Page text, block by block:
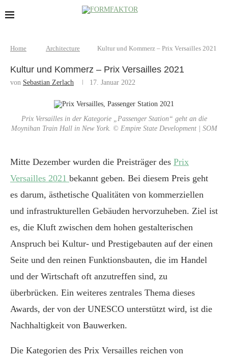
Home Architecture Kultur und Kommerz – Prix Versailles 2021
Kultur und Kommerz – Prix Versailles 2021
von Sebastian Zerlach 17. Januar 2022
Prix Versailles in der Kategorie „Passenger Station“ geht an die
Moynihan Train Hall in New York. © Empire State Development | SOM
Mitte Dezember wurden die Preisträger des Prix
Versailles 2021 bekannt geben. Bei diesem Preis geht
es darum, ästhetische Qualitäten von kommerziellen
und infrastrukturellen Gebäuden hervorzuheben. Ziel ist
es, die Kluft zwischen dem hohen gestalterischen
Anspruch bei Kultur- und Prestigebauten auf der einen
Seite und den reinen Funktionsbauten, die im Handel
und der Wirtschaft oft anzutreffen sind, zu
überbrücken. Ein weiteres zentrales Thema dieses
Awards, der von der UNESCO unterstützt wird, ist die
Nachhaltigkeit von Bauwerken.
Die Kategorien des Prix Versailles reichen von